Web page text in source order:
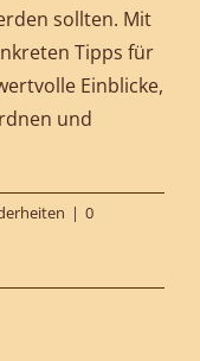
sollten. Mit
Tipps für
Einblicke,
und
| 0